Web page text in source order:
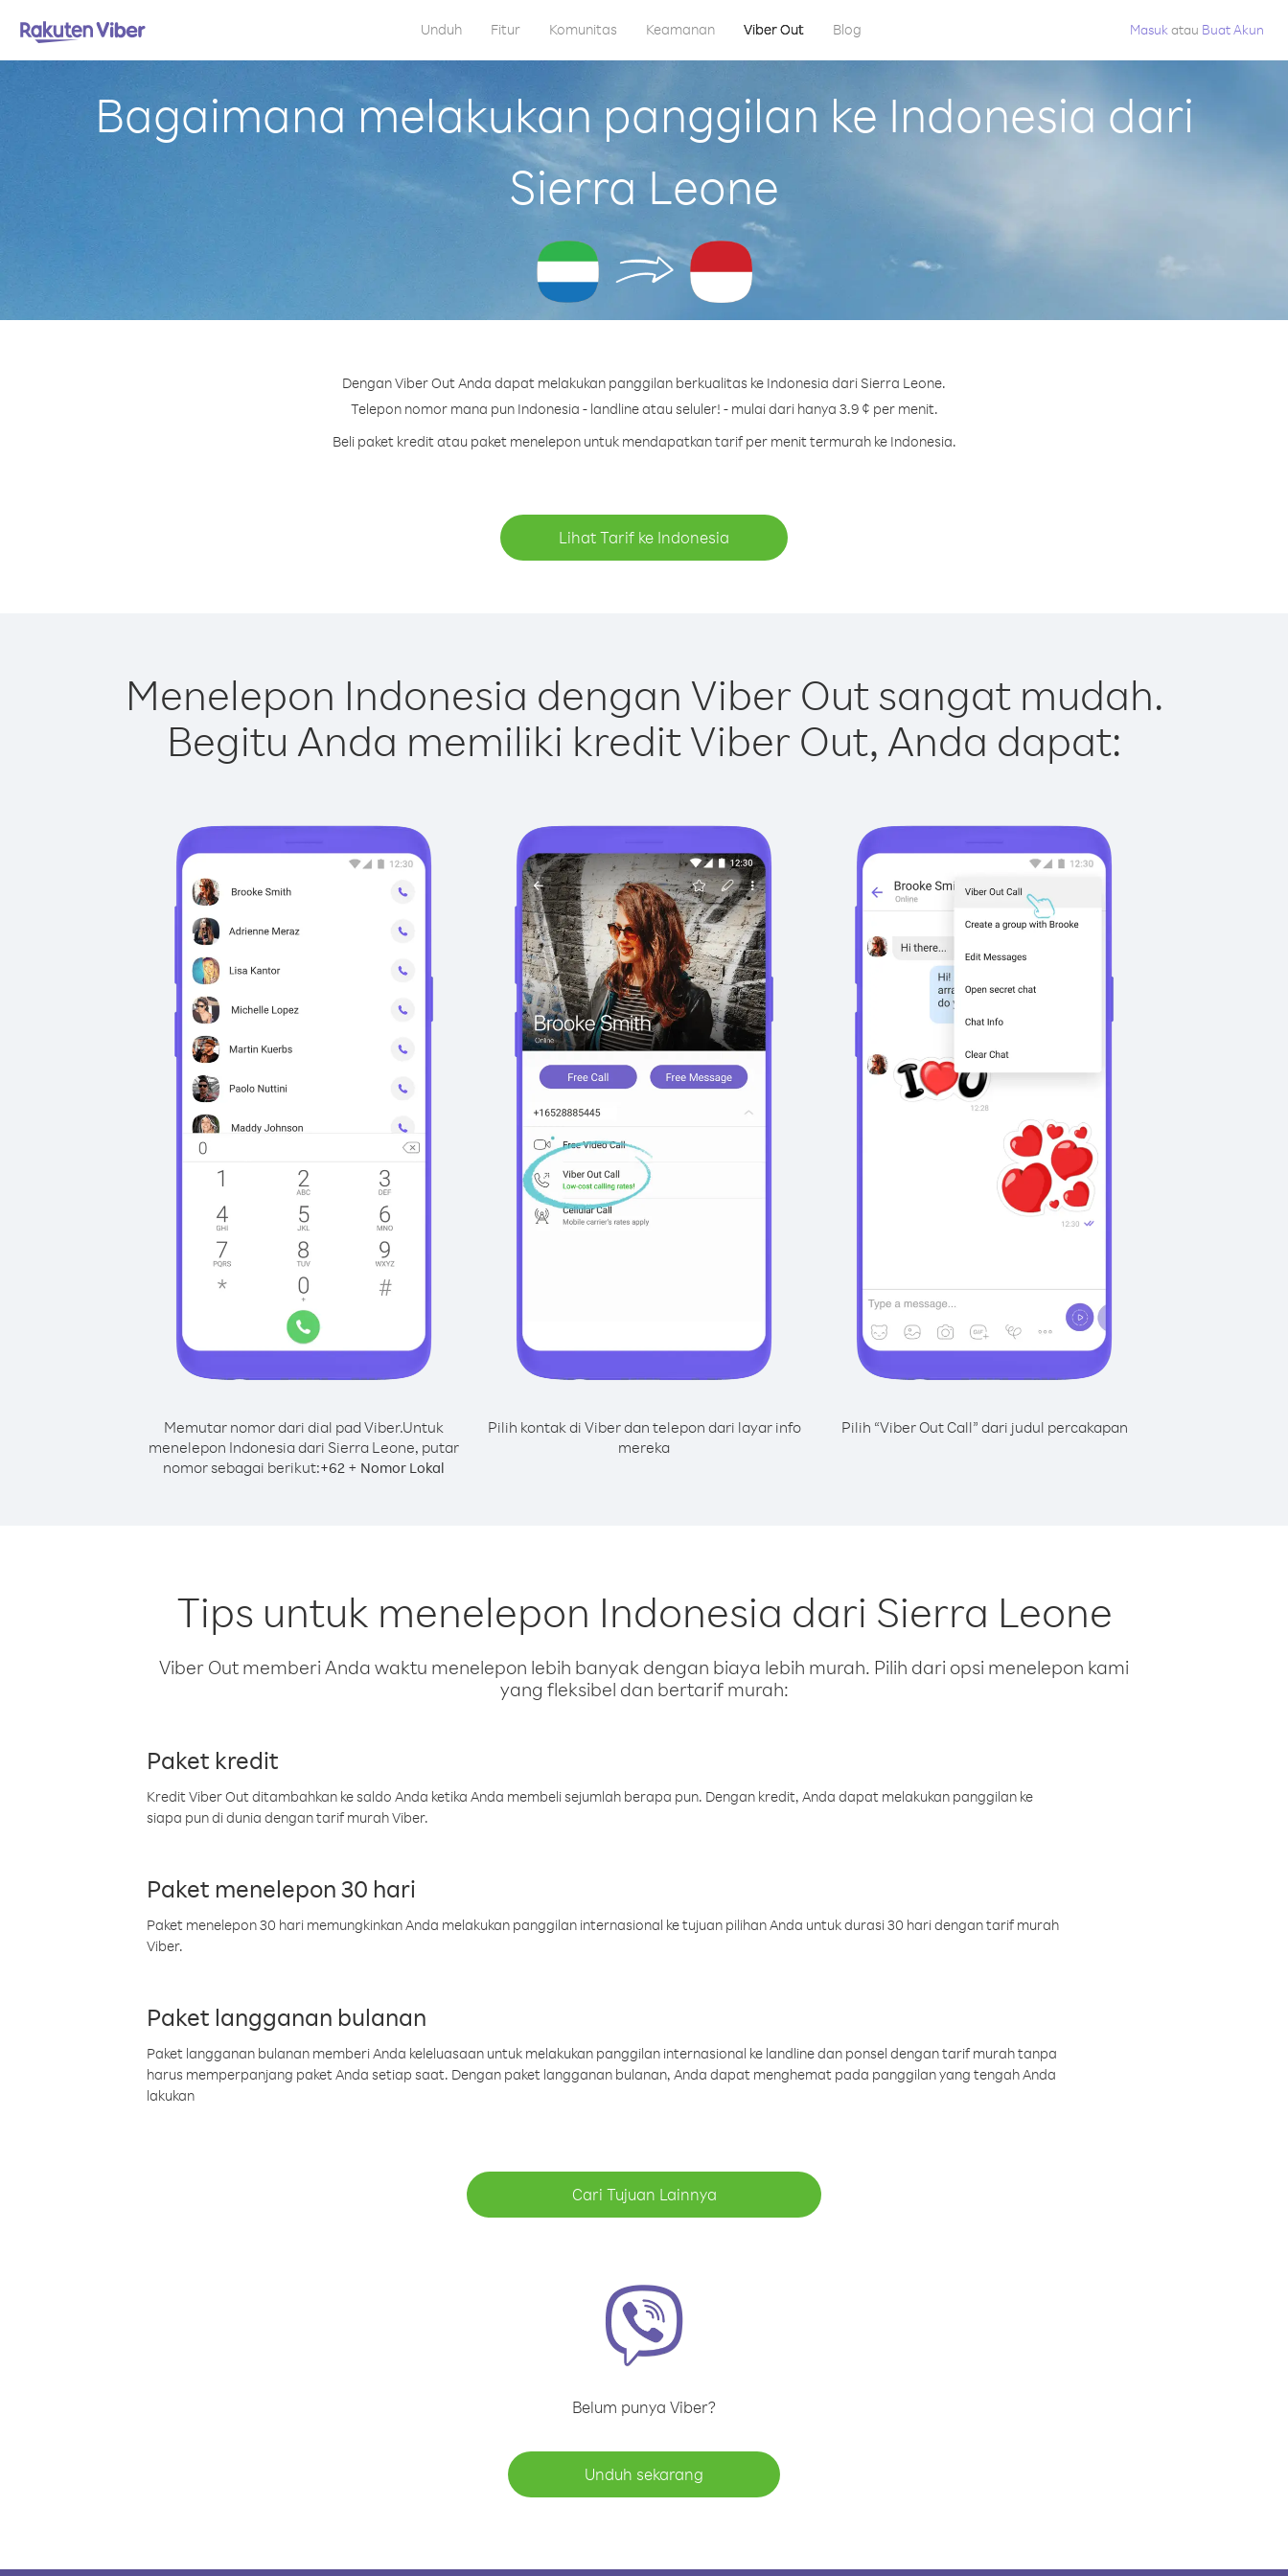
Unduh Fitur Komunitas Keamanan Viber Out Blog Masuk atau Buat Akun
Bagaimana melakukan panggilan ke Indonesia dari
Sierra Leone
Dengan Viber Out Anda dapat melakukan panggilan berkualitas ke Indonesia dari Sierra Leone.
Telepon nomor mana pun Indonesia - landline atau seluler! - mulai dari hanya 3.9 ¢ per menit.
Beli paket kredit atau paket menelepon untuk mendapatkan tarif per menit termurah ke Indonesia.
Lihat Tarif ke Indonesia
Menelepon Indonesia dengan Viber Out sangat mudah.
Begitu Anda memiliki kredit Viber Out, Anda dapat:
Memutar nomor dari dial pad Viber.Untuk
menelepon Indonesia dari Sierra Leone, putar
nomor sebagai berikut:+62 + Nomor Lokal
Pilih kontak di Viber dan telepon dari layar info
mereka
Pilih “Viber Out Call” dari judul percakapan
Tips untuk menelepon Indonesia dari Sierra Leone
Viber Out memberi Anda waktu menelepon lebih banyak dengan biaya lebih murah. Pilih dari opsi menelepon kami
yang fleksibel dan bertarif murah:
Paket kredit
Kredit Viber Out ditambahkan ke saldo Anda ketika Anda membeli sejumlah berapa pun. Dengan kredit, Anda dapat melakukan panggilan ke
siapa pun di dunia dengan tarif murah Viber.
Paket menelepon 30 hari
Paket menelepon 30 hari memungkinkan Anda melakukan panggilan internasional ke tujuan pilihan Anda untuk durasi 30 hari dengan tarif murah
Viber.
Paket langganan bulanan
Paket langganan bulanan memberi Anda keleluasaan untuk melakukan panggilan internasional ke landline dan ponsel dengan tarif murah tanpa
harus memperpanjang paket Anda setiap saat. Dengan paket langganan bulanan, Anda dapat menghemat pada panggilan yang tengah Anda
lakukan
Cari Tujuan Lainnya
Belum punya Viber?
Unduh sekarang